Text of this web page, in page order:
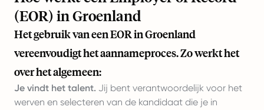
(EOR) in Groenland
Het gebruik van een EOR in Groenland
vereenvoudigt het aannameproces. Zo werkt het
over het algemeen:
Je vindt het talent. Jij bent verantwoordelijk voor het
werven en selecteren van de kandidaat die je in